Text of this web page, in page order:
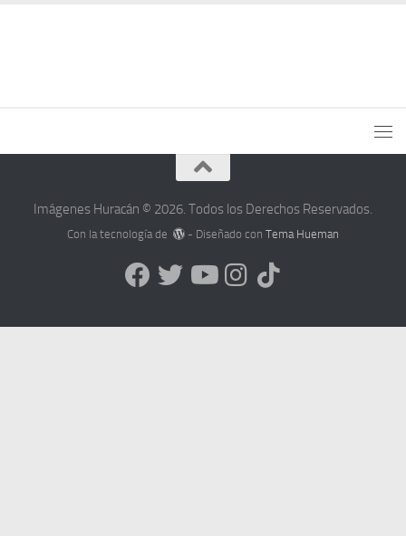
Imágenes Huracán © 2026. Todos los Derechos Reservados.
Con la tecnología de - Diseñado conTema Hueman